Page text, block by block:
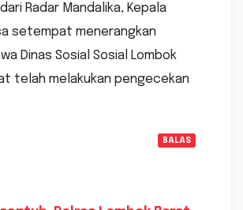
Radar Mandalika, Kepala
setempat menerangkan
Dinas Sosial Sosial Lombok
telah melakukan pengecekan
BALAS